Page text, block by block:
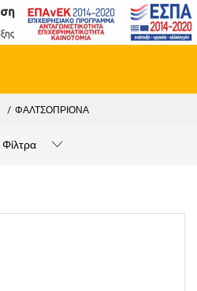
ΦΑΛΤΣΟΠΡΙΟΝΑ
Φίλτρα